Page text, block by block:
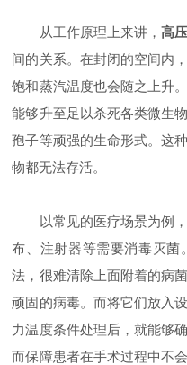
从工作原理上来讲， 高
间的关系。在封闭的空间内
饱和蒸汽温度也会随之上升
能够升至足以杀死各类微生
孢子等顽强的生命形式。这
物都无法存活。
以常见的医疗场景为例，
布、注射器等需要消毒灭菌
法，很难清除上面附着的病
顽固的病毒。而将它们放入
力温度条件处理后，就能够
而保障患者在手术过程中不